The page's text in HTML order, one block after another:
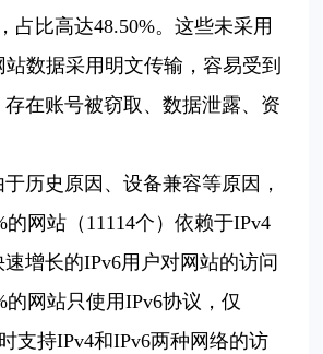
占比高达48.50%。这些未采用
站数据采用明文传输，容易受到
在账号被窃取、数据泄露、资
于历史原因、设备兼容等原因，
的网站（11114个）依赖于IPv4
增长的IPv6用户对网站的访问
的网站只使用IPv6协议，仅
支持IPv4和IPv6两种网络的访